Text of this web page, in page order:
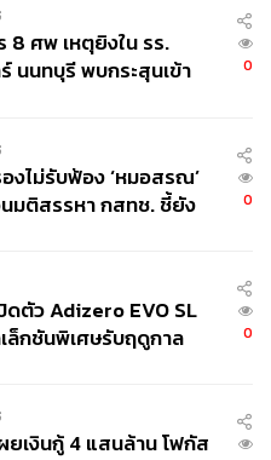
พ่ายแพ้ในรอบชิงฯ แกรนด์ส
รนช์ โอเพน 2024 และ
ด์ การ์รอส ในปี 2024 ต่อ
มรับว่าเป็นความทรงจำที่
วดทั้งหมด ซาช่ายังคงลุก
บโอกาสที่ดีที่สุดในเฟรนช์
ลาดอีก
เวเรฟ มันคือสิ่งที่เขารอ
อดถ้วยรางวัลไว้แน่นและ
8 ศพ เหตุยิงใน รร.
นนทบุรี พบกระสุนเข้า
0
งไม่รับฟ้อง ‘หมอสรณ’
มติสรรหา กสทช. ชี้ยัง
0
ดตัว Adizero EVO SL
ล็กชันพิเศษรับฤดูกาล
0
ผยเงินกู้ 4 แสนล้าน โฟกัส